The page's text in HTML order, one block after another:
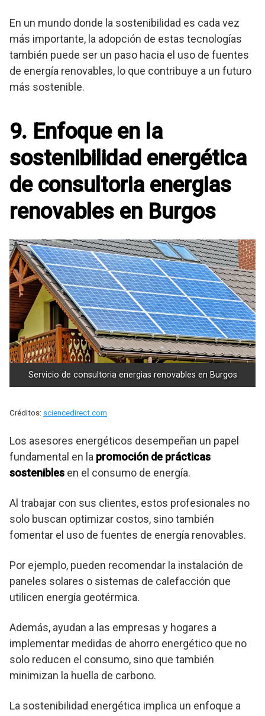
En un mundo donde la sostenibilidad es cada vez
más importante, la adopción de estas tecnologías
también puede ser un paso hacia el uso de fuentes
de energía renovables, lo que contribuye a un futuro
más sostenible.
9. Enfoque en la
sostenibilidad energética
de consultoria energias
renovables en Burgos
Servicio de consultoria energias renovables en Burgos
Créditos: sciencedirect.com
Los asesores energéticos desempeñan un papel
fundamental en la promoción de prácticas
sostenibles en el consumo de energía.
Al trabajar con sus clientes, estos profesionales no
solo buscan optimizar costos, sino también
fomentar el uso de fuentes de energía renovables.
Por ejemplo, pueden recomendar la instalación de
paneles solares o sistemas de calefacción que
utilicen energía geotérmica.
Además, ayudan a las empresas y hogares a
implementar medidas de ahorro energético que no
solo reducen el consumo, sino que también
minimizan la huella de carbono.
La sostenibilidad energética implica un enfoque a